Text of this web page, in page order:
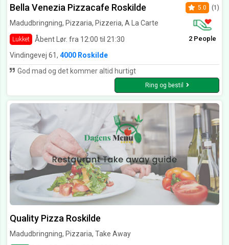
Bella Venezia Pizzacafe Roskilde
Madudbringning, Pizzaria, Pizzeria, A La Carte
Lukket Åbent Lør. fra 12:00 til 21:30
5.0 (1)
2 People
Vindingevej 61, 4000 Roskilde
God mad og det kommer altid hurtigt
Ring og bestil
Quality Pizza Roskilde
Madudbringning, Pizzaria, Take Away